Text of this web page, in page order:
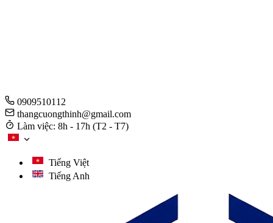
0909510112
thangcuongthinh@gmail.com
Làm việc: 8h - 17h (T2 - T7)
Tiếng Việt
Tiếng Anh